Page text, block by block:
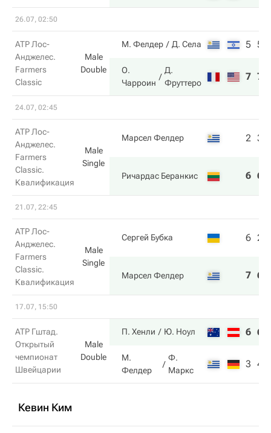
26.07, 02:50
ATP Лос-
Анджелес.
Farmers
Classic
Male
Double
М. Фелдер Д. Села 5 5
О.
Чарроин
Д.
Фруттеро
7 7
24.07, 02:45
ATP Лос-
Анджелес.
Farmers
Classic.
Квалификация
Male
Single
Марсел Фелдер 2 3
Ричардас Беранкис 6 6
21.07, 22:45
ATP Лос-
Анджелес.
Farmers
Classic.
Квалификация
Male
Single
Сергей Бубка 6 2
Марсел Фелдер 7 6
17.07, 15:50
ATP Гштад.
Открытый
чемпионат
Швейцарии
Male
Double
П. Хенли Ю. Ноул 6 6
М.
Фелдер
Ф.
Маркс
3 4
Кевин Ким